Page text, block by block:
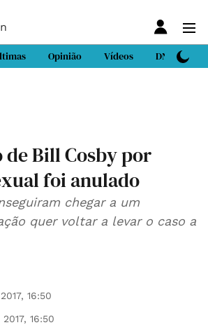
Opinião Vídeos DN Sport
de Bill Cosby por
foi anulado
chegar a um
quer voltar a levar o caso a
16:50
16:50